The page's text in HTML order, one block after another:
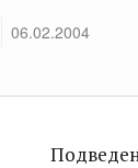
06.02.2004
Подведены